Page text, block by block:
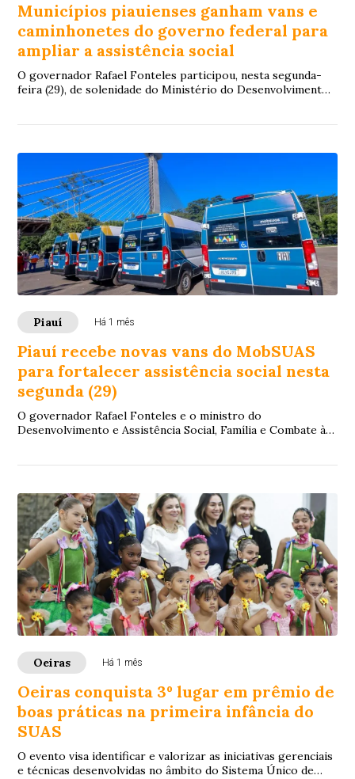
Municípios piauienses ganham vans e
caminhonetes do governo federal para
ampliar a assistência social
O governador Rafael Fonteles participou, nesta segunda-
feira (29), de solenidade do Ministério do Desenvolvimento
Piauí Há 1 mês
Piauí recebe novas vans do MobSUAS
para fortalecer assistência social nesta
segunda (29)
O governador Rafael Fonteles e o ministro do
Desenvolvimento e Assistência Social, Família e Combate à
Oeiras Há 1 mês
Oeiras conquista 3º lugar em prêmio de
boas práticas na primeira infância do
SUAS
O evento visa identificar e valorizar as iniciativas gerenciais
e técnicas desenvolvidas no âmbito do Sistema Único de